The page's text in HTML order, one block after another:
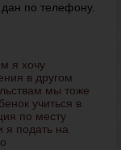
по телефону.
я хочу
в другом
мы тоже
учиться в
по месту
я подать на